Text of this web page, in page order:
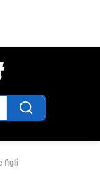
figli